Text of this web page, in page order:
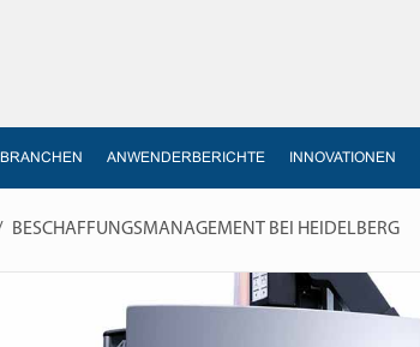
BRANCHEN ANWENDERBERICHTE INNOVATIONEN
BESCHAFFUNGSMANAGEMENT BEI HEIDELBERG